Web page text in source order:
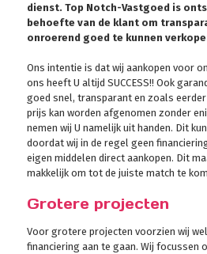
dienst. Top Notch-Vastgoed is
behoefte van de klant om
onroerend goed te kunnen
Ons intentie is dat wij aankopen voor
ons heeft U altijd SUCCESS!! Ook
goed snel, transparant en zoals
prijs kan worden afgenomen zonder
nemen wij U namelijk uit handen. Dit
doordat wij in de regel geen
eigen middelen direct aankopen. Dit
makkelijk om tot de juiste match te
Grotere projecten
Voor grotere projecten voorzien wij
financiering aan te gaan. Wij focussen